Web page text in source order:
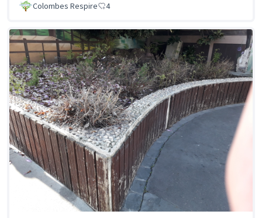
Colombes Respire 4